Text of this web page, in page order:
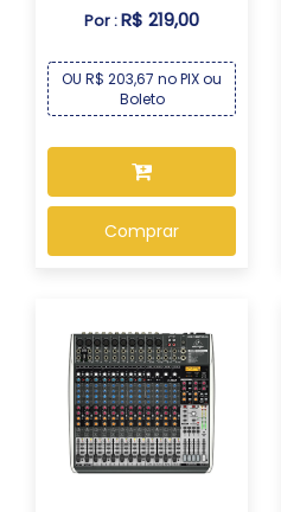
Por :R$ 219,00
OU R$ 203,67 no PIX ou
Boleto
Comprar